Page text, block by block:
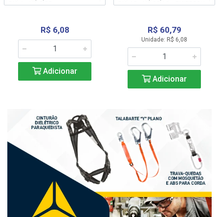
R$ 6,08
Adicionar
R$ 60,79
Unidade: R$ 6,08
Adicionar